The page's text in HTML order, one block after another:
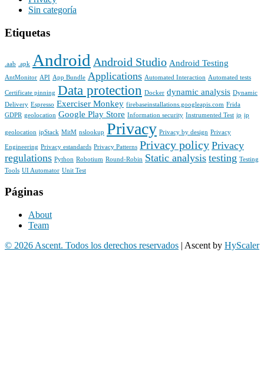
Sin categoría
Etiquetas
.aab .apk Android Android Studio Android Testing
AntMonitor API App Bundle Applications Automated Interaction Automated tests
Certificate pinning Data protection Docker dynamic analysis Dynamic
Delivery Espresso Exerciser Monkey firebaseinstallations.googleapis.com Frida
GDPR geolocation Google Play Store Information security Instrumented Test ip ip
geolocation ipStack MitM nslookup Privacy Privacy by design Privacy
Engineering Privacy estandards Privacy Patterns Privacy policy Privacy
regulations Python Robotium Round-Robin Static analysis testing Testing
Tools UI Automator Unit Test
Páginas
About
Team
© 2026 Ascent. Todos los derechos reservados | Ascent by HyScaler